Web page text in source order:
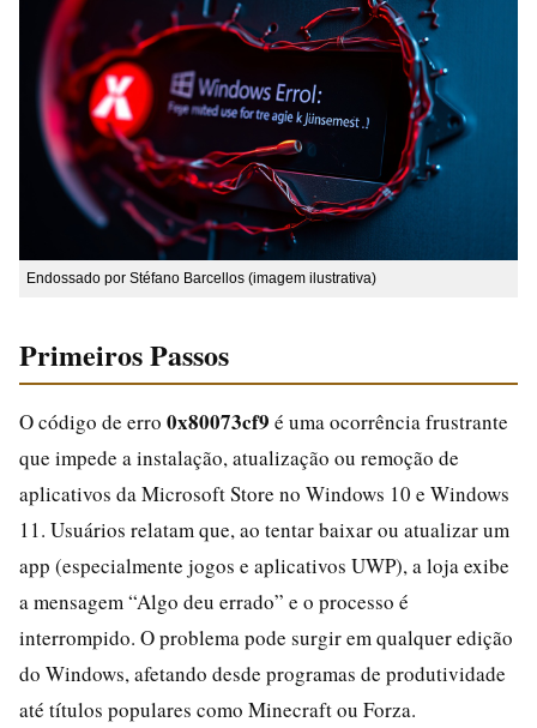
Endossado por Stéfano Barcellos (imagem ilustrativa)
Primeiros Passos
O código de erro 0x80073cf9 é uma ocorrência frustrante
que impede a instalação, atualização ou remoção de
aplicativos da Microsoft Store no Windows 10 e Windows
11. Usuários relatam que, ao tentar baixar ou atualizar um
app (especialmente jogos e aplicativos UWP), a loja exibe
a mensagem “Algo deu errado” e o processo é
interrompido. O problema pode surgir em qualquer edição
do Windows, afetando desde programas de produtividade
até títulos populares como Minecraft ou Forza.